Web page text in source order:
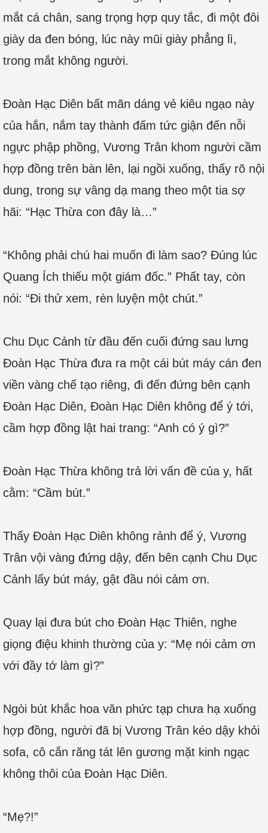
mắt cá chân, sang trọng hợp quy tắc, đi một đôi
giày da đen bóng, lúc này mũi giày phẳng lì,
trong mắt không người.
Đoàn Hạc Diên bất mãn dáng vẻ kiêu ngạo này
của hắn, nắm tay thành đấm tức giận đến nỗi
ngực phập phồng, Vương Trân khom người cầm
hợp đồng trên bàn lên, lại ngồi xuống, thấy rõ nội
dung, trong sự vâng dạ mang theo một tia sợ
hãi: “Hạc Thừa con đây là…”
“Không phải chú hai muốn đi làm sao? Đúng lúc
Quang Ích thiếu một giám đốc.” Phất tay, còn
nói: “Đi thử xem, rèn luyện một chút.”
Chu Dục Cảnh từ đầu đến cuối đứng sau lưng
Đoàn Hạc Thừa đưa ra một cái bút máy cán đen
viền vàng chế tạo riêng, đi đến đứng bên cạnh
Đoàn Hạc Diên, Đoàn Hạc Diên không để ý tới,
cầm hợp đồng lật hai trang: “Anh có ý gì?”
Đoàn Hạc Thừa không trả lời vấn đề của y, hất
cằm: “Cầm bút.”
Thấy Đoàn Hạc Diên không rảnh để ý, Vương
Trân vội vàng đứng dậy, đến bên cạnh Chu Dục
Cảnh lấy bút máy, gật đầu nói cảm ơn.
Quay lại đưa bút cho Đoàn Hạc Thiên, nghe
giọng điệu khinh thường của y: “Mẹ nói cảm ơn
với đầy tớ làm gì?”
Ngòi bút khắc hoa văn phức tạp chưa hạ xuống
hợp đồng, người đã bị Vương Trân kéo dậy khỏi
sofa, cô cắn răng tát lên gương mặt kinh ngạc
không thôi của Đoàn Hạc Diên.
“Mẹ?!”